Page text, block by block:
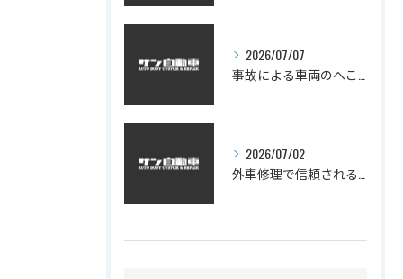
2026/07/07
2026/07/02